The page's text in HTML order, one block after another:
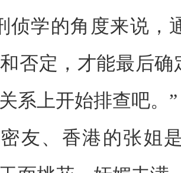
侦学的角度来说，
否定，才能最后
系上开始排查吧。”
友、香港的张姐